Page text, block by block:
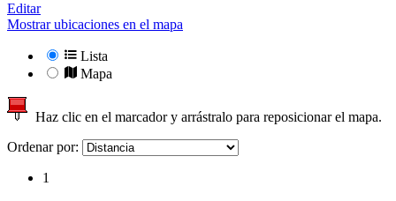
Editar
Mostrar ubicaciones en el mapa
Lista
Mapa
Haz clic en el marcador y arrástralo para reposicionar el mapa.
Ordenar por:
1